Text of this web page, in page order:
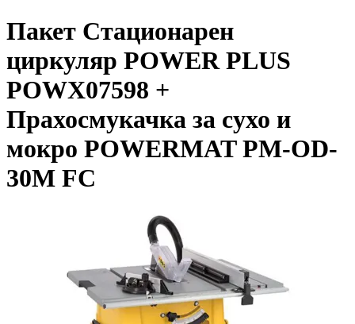
Пакет Стационарен
циркуляр POWER PLUS
POWX07598 +
Прахосмукачка за сухо и
мокро POWERMAT PM-OD-
30M FC